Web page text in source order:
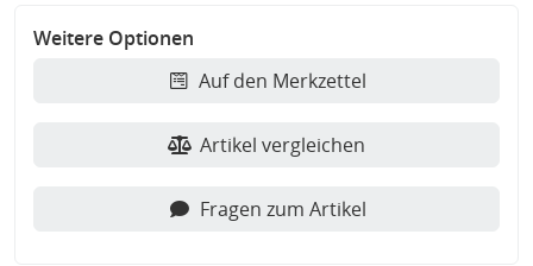
Weitere Optionen
Auf den Merkzettel
Artikel vergleichen
Fragen zum Artikel